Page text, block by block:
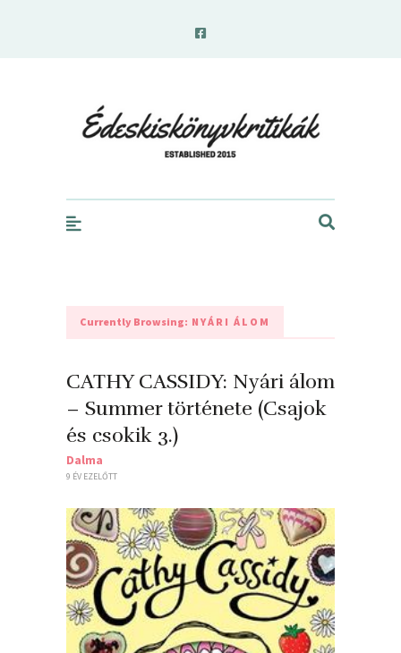
Currently Browsing: NYÁRI ÁLOM
CATHY CASSIDY: Nyári álom
– Summer története (Csajok
és csokik 3.)
Dalma
9 ÉV EZELŐTT